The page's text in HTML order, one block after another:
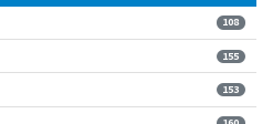
108
155
153